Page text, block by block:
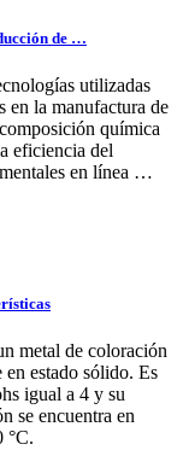
de …
utilizadas
en la manufactura de
química
eficiencia del
en línea …
metal de coloración
en estado sólido. Es
igual a 4 y su
se encuentra en
°C.